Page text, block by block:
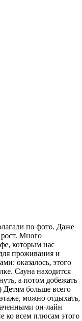
по фото. Даже
Много
которым нас
проживания и
оказалось, этого
Сауна находится
а потом добежать
Детям больше всего
можно отдыхать,
он-лайн
ко всем плюсам этого